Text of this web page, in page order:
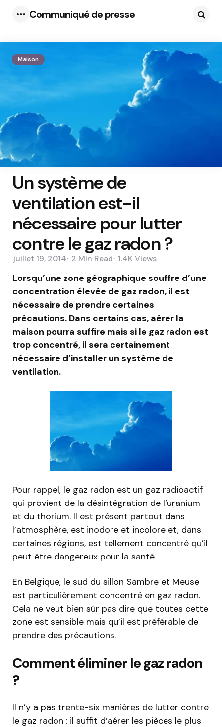
Communiqué de presse
Maison
Un système de
ventilation est-il
nécessaire pour lutter
contre le gaz radon ?
juillet 19, 2014 2 Min Read 1.4K Views
Lorsqu’une zone géographique souffre d’une
concentration élevée de gaz radon, il est
nécessaire de prendre certaines
précautions. Dans certains cas, aérer la
maison pourra suffire mais si le gaz radon est
trop concentré, il sera certainement
nécessaire d’installer un système de
ventilation.
Pour rappel, le gaz radon est un gaz radioactif
qui provient de la désintégration de l’uranium
et du thorium. Il est présent partout dans
l’atmosphère, est inodore et incolore et, dans
certaines régions, est tellement concentré qu’il
peut être dangereux pour la santé.
En Belgique, le sud du sillon Sambre et Meuse
est particulièrement concentré en gaz radon.
Cela ne veut bien sûr pas dire que toutes cette
zone est sensible mais qu’il est préférable de
prendre des précautions.
Comment éliminer le gaz radon
?
Il n’y a pas trente-six manières de lutter contre
le gaz radon : il suffit d’aérer les pièces le plus